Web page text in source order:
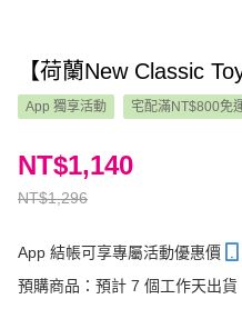
【荷蘭New Classic
App 獨享活動 宅配滿NT$800免
NT$1,296
NT$1,140
App 結帳可享專屬活動優惠價
預購商品：預計 7 個工作天出貨